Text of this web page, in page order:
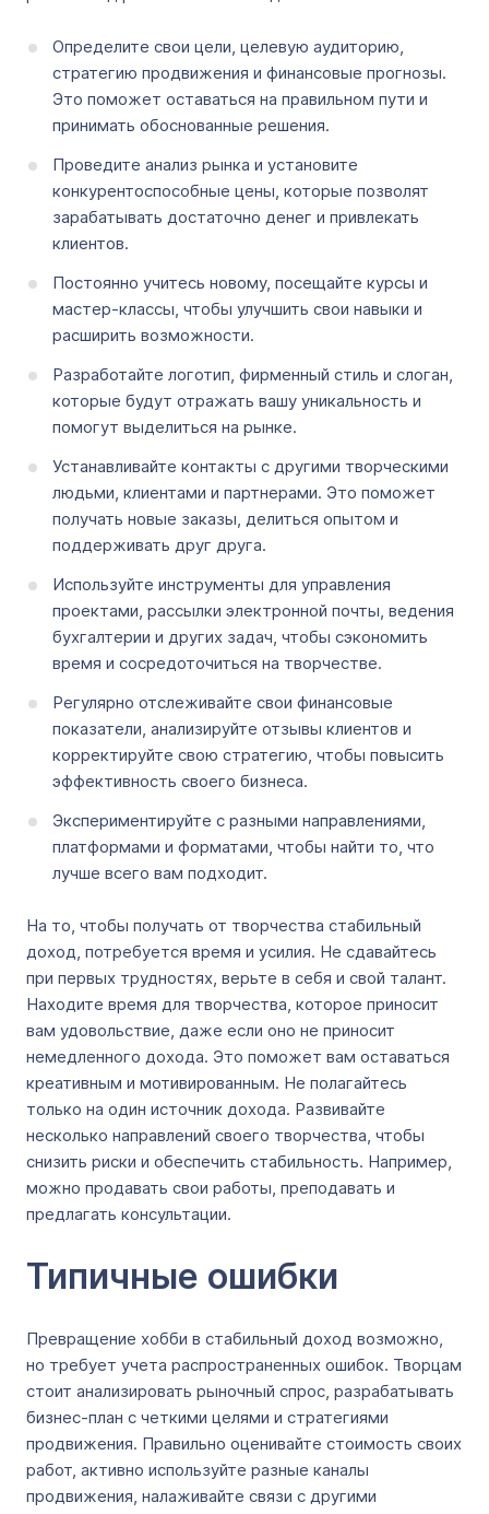
Определите свои цели, целевую аудиторию,
стратегию продвижения и финансовые прогнозы.
Это поможет оставаться на правильном пути и
принимать обоснованные решения.
Проведите анализ рынка и установите
конкурентоспособные цены, которые позволят
зарабатывать достаточно денег и привлекать
клиентов.
Постоянно учитесь новому, посещайте курсы и
мастер-классы, чтобы улучшить свои навыки и
расширить возможности.
Разработайте логотип, фирменный стиль и слоган,
которые будут отражать вашу уникальность и
помогут выделиться на рынке.
Устанавливайте контакты с другими творческими
людьми, клиентами и партнерами. Это поможет
получать новые заказы, делиться опытом и
поддерживать друг друга.
Используйте инструменты для управления
проектами, рассылки электронной почты, ведения
бухгалтерии и других задач, чтобы сэкономить
время и сосредоточиться на творчестве.
Регулярно отслеживайте свои финансовые
показатели, анализируйте отзывы клиентов и
корректируйте свою стратегию, чтобы повысить
эффективность своего бизнеса.
Экспериментируйте с разными направлениями,
платформами и форматами, чтобы найти то, что
лучше всего вам подходит.
На то, чтобы получать от творчества стабильный
доход, потребуется время и усилия. Не сдавайтесь
при первых трудностях, верьте в себя и свой талант.
Находите время для творчества, которое приносит
вам удовольствие, даже если оно не приносит
немедленного дохода. Это поможет вам оставаться
креативным и мотивированным. Не полагайтесь
только на один источник дохода. Развивайте
несколько направлений своего творчества, чтобы
снизить риски и обеспечить стабильность. Например,
можно продавать свои работы, преподавать и
предлагать консультации.
Типичные ошибки
Превращение хобби в стабильный доход возможно,
но требует учета распространенных ошибок. Творцам
стоит анализировать рыночный спрос, разрабатывать
бизнес-план с четкими целями и стратегиями
продвижения. Правильно оценивайте стоимость своих
работ, активно используйте разные каналы
продвижения, налаживайте связи с другими